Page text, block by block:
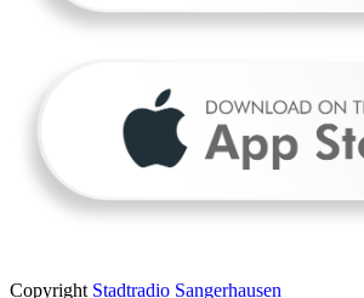
Copyright Stadtradio Sangerhausen